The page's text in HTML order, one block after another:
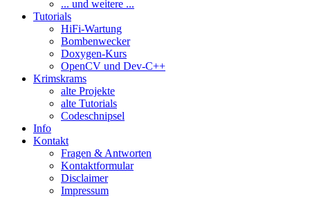
... und weitere ...
Tutorials
HiFi-Wartung
Bombenwecker
Doxygen-Kurs
OpenCV und Dev-C++
Krimskrams
alte Projekte
alte Tutorials
Codeschnipsel
Info
Kontakt
Fragen & Antworten
Kontaktformular
Disclaimer
Impressum